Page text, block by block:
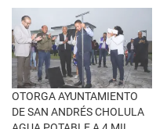
v
e
n
t
a
n
a
n
u
e
v
a
OTORGA AYUNTAMIENTO
DE SAN ANDRÉS CHOLULA